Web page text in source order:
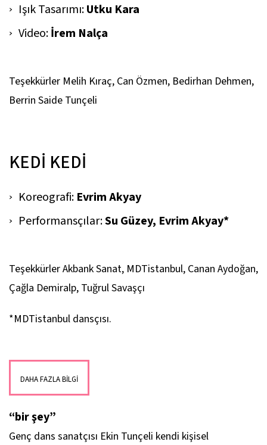
Işık Tasarımı:Utku Kara
Video:İrem Nalça
Teşekkürler Melih Kıraç, Can Özmen, Bedirhan Dehmen,
Berrin Saide Tunçeli
KEDİ KEDİ
Koreografi: Evrim Akyay
Performansçılar:Su Güzey, Evrim Akyay*
Teşekkürler Akbank Sanat, MDTistanbul, Canan Aydoğan,
Çağla Demiralp, Tuğrul Savaşçı
*MDTistanbul dansçısı.
DAHA FAZLA BİLGİ
“bir şey”
Genç dans sanatçısı Ekin Tunçeli kendi kişisel